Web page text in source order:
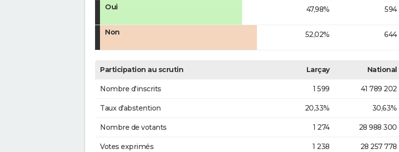
Oui
47,98% 594
Non 52,02% 644
Participation au scrutin Larçay National
Nombre d'inscrits 1 599 41 789 202
Taux d'abstention 20,33% 30,63%
Nombre de votants 1 274 28 988 300
Votes exprimés 1 238 28 257 778